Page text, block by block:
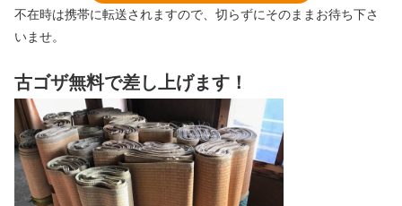
不在時は携帯に転送されますので、切らずにそのままお待ち下さ
いませ。
古ゴザ無料で差し上げます！